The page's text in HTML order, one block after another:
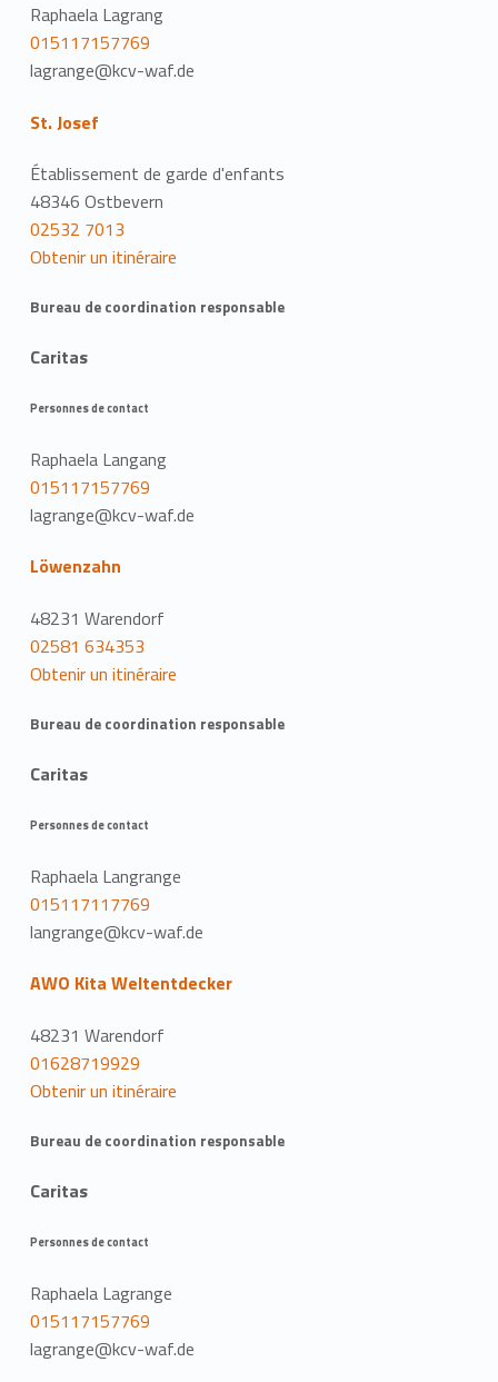
Raphaela Lagrang
015117157769
lagrange@kcv-waf.de
St. Josef
Établissement de garde d'enfants
48346 Ostbevern
02532 7013
Obtenir un itinéraire
Bureau de coordination responsable
Caritas
Personnes de contact
Raphaela Langang
015117157769
lagrange@kcv-waf.de
Löwenzahn
48231 Warendorf
02581 634353
Obtenir un itinéraire
Bureau de coordination responsable
Caritas
Personnes de contact
Raphaela Langrange
015117117769
langrange@kcv-waf.de
AWO Kita Weltentdecker
48231 Warendorf
01628719929
Obtenir un itinéraire
Bureau de coordination responsable
Caritas
Personnes de contact
Raphaela Lagrange
015117157769
lagrange@kcv-waf.de